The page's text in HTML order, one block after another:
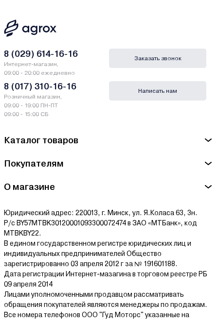
Каталог товаров
Покупателям
О магазине
Юридический адрес: 220013, г. Минск, ул. Я.Коласа 63, 3н.
Р/с BY57MTBK30120001093300072474 в ЗАО «МТБанк», код
MTBKBY22.
В едином государственном регистре юридических лиц и
индивидуальных предпринимателей Общество
зарегистрированно 03 апреля 2012 г за № 191601188.
Дата регистрации Интернет-мазагина в торговом реестре РБ
09 апреля 2014
Лицами уполномоченными продавцом рассматривать
обращения покупателей являются менеджеры по продажам.
Все номера телефонов ООО "Гуд Моторс" указанные на
8 (029) 614-16-16
Интернет-магазин,
09:00 - 20:00 ежедневно
8 (017) 310-16-16
Розничный магазин,
09:00 - 19:00 ПН-ПТ
09:00 - 15:00 СБ
Заказать звонок
Написать нам